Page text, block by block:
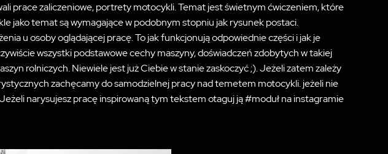
prace zaliczeniowe, portrety motocykli. Temat jest świetnym ćwiczeniem, które
jako temat są wymagające w podobnym stopniu jak rysunek postaci.
u osoby oglądającej pracę. To jak funkcjonują odpowiednie części i jak je
wszystki podstawowe cechy maszyny, doświadczeń zdobytych w takiej
rolniczych. Niewiele jest już Ciebie w stanie zaskoczyć ;). Jeżeli zatem zależy
zachęcamy do samodzielnej pracy nad temetem motocykli. jeżeli nie
narysujesz pracę inspirowaną tym tekstem otaguj ją #moduł na instagramie